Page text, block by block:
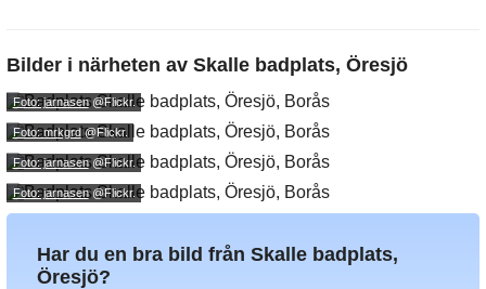
Bilder i närheten av Skalle badplats, Öresjö
Foto: jarnasen@Flickr.
Foto: mrkgrd@Flickr.
Foto: jarnasen@Flickr.
Foto: jarnasen@Flickr.
Har du en bra bild från Skalle badplats,
Öresjö?